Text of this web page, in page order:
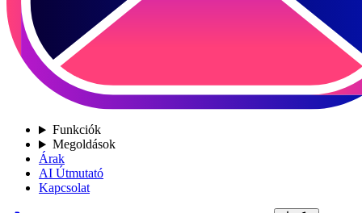
Funkciók
Megoldások
Árak
AI Útmutató
Kapcsolat